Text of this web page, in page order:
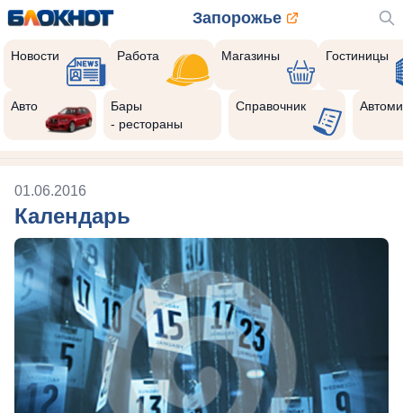
Запорожье
Новости Работа Магазины Гостиницы
Авто
Бары
- рестораны
Справочник
01.06.2016
Календарь